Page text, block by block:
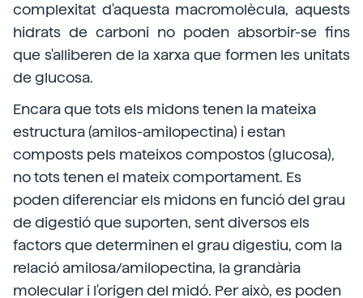
complexitat d'aquesta macromolècula, aquests
hidrats de carboni no poden absorbir-se fins
que s'alliberen de la xarxa que formen les unitats
de glucosa.
Encara que tots els midons tenen la mateixa
estructura (amilos-amilopectina) i estan
composts pels mateixos compostos (glucosa),
no tots tenen el mateix comportament. Es
poden diferenciar els midons en funció del grau
de digestió que suporten, sent diversos els
factors que determinen el grau digestiu, com la
relació amilosa/amilopectina, la grandària
molecular i l'origen del midó. Per això, es poden